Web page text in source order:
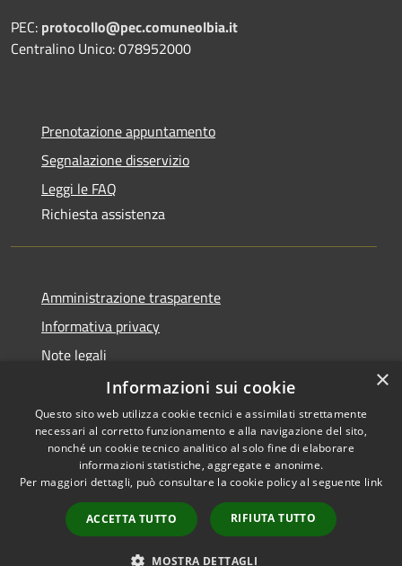
PEC: protocollo@pec.comuneolbia.it
Centralino Unico: 078952000
Prenotazione appuntamento
Segnalazione disservizio
Leggi le FAQ
Richiesta assistenza
Amministrazione trasparente
Informativa privacy
Note legali
Dichiarazione di accessibilità
RSS
Accessibilità
Copyright © 2026 • Comune di
Municipium•
Accesso
redazione
×
Informazioni sui cookie
Questo sito web utilizza cookie tecnici e assimilati strettamente
necessari al corretto funzionamento e alla navigazione del sito,
nonché un cookie tecnico analitico al solo fine di elaborare
informazioni statistiche, aggregate e anonime.
Per maggiori dettagli, può consultare la cookie policy al seguente link
ACCETTA TUTTO RIFIUTA TUTTO
MOSTRA DETTAGLI